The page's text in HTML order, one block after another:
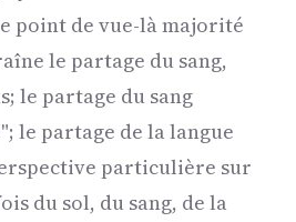
point de vue-là majorité
le partage du sang,
le partage du sang
le partage de la langue
particulière sur
du sol, du sang, de la